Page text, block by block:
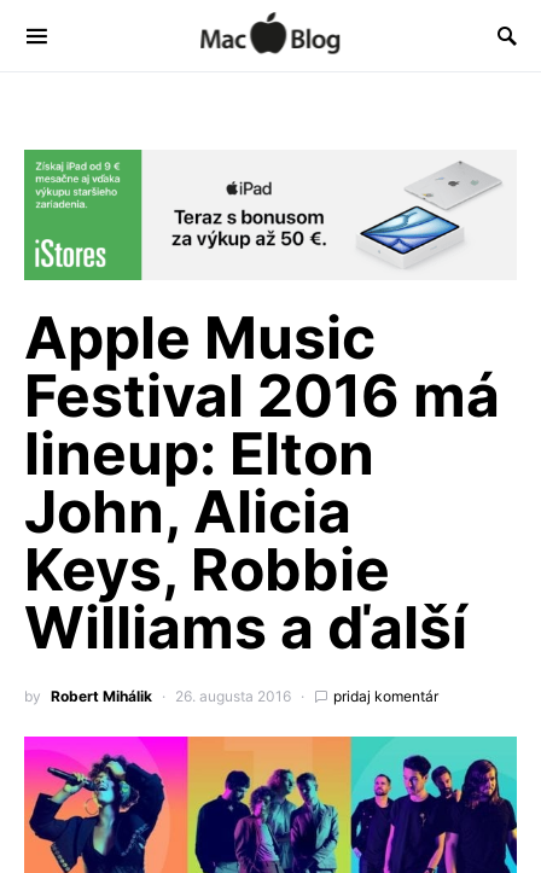
Apple Music
Festival 2016 má
lineup: Elton
John, Alicia
Keys, Robbie
Williams a ďalší
by Robert Mihálik 26. augusta 2016 pridaj komentár